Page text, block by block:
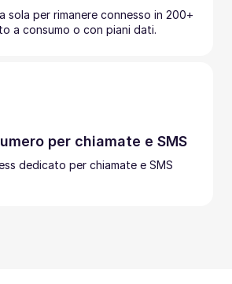
sola per rimanere connesso in 200+
a consumo o con piani dati.
per chiamate e SMS
dedicato per chiamate e SMS